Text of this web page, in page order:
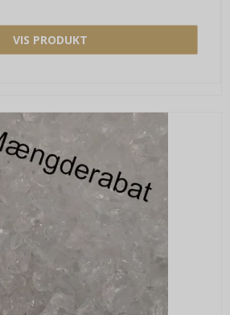
VIS PRODUKT